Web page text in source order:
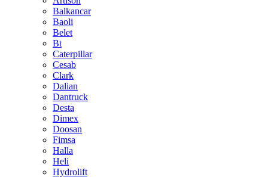
Balkancar
Baoli
Belet
Bt
Caterpillar
Cesab
Clark
Dalian
Dantruck
Desta
Dimex
Doosan
Fimsa
Halla
Heli
Hydrolift